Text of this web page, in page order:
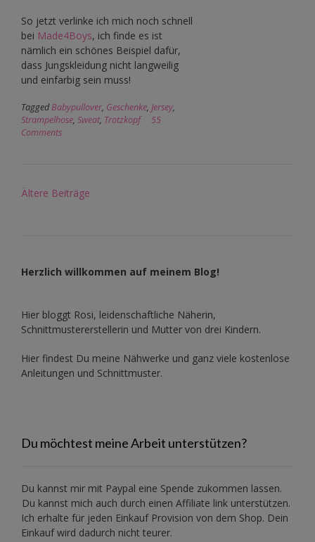
So jetzt verlinke ich mich noch schnell
bei Made4Boys, ich finde es ist
nämlich ein schönes Beispiel dafür,
dass Jungskleidung nicht langweilig
und einfarbig sein muss!
TaggedBabypullover, Geschenke, Jersey,
Strampelhose, Sweat, Trotzkopf
55
Comments
Beitragsnavigation
Ältere Beiträge
Herzlich willkommen auf meinem Blog!
Hier bloggt Rosi, leidenschaftliche Näherin,
Schnittmustererstellerin und Mutter von drei Kindern.
Hier findest Du meine Nähwerke und ganz viele kostenlose
Anleitungen und Schnittmuster.
Du möchtest meine Arbeit unterstützen?
Du kannst mir mit Paypal eine Spende zukommen lassen.
Du kannst mich auch durch einen Affiliate link unterstützen.
Ich erhalte für jeden Einkauf Provision von dem Shop. Dein
Einkauf wird dadurch nicht teurer.